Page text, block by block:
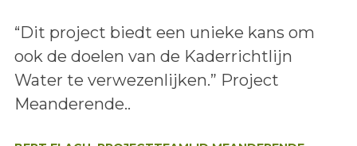
Lees het bericht:
“Dit project biedt een unieke kans om
ook de doelen van de Kaderrichtlijn
Water te verwezenlijken.” Project
Meanderende..